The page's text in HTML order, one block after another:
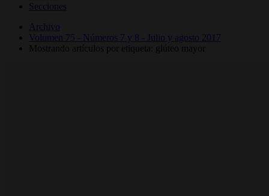
Secciones
Archivo
Volumen 75 - Números 7 y 8 - Julio y agosto 2017
Mostrando artículos por etiqueta: glúteo mayor